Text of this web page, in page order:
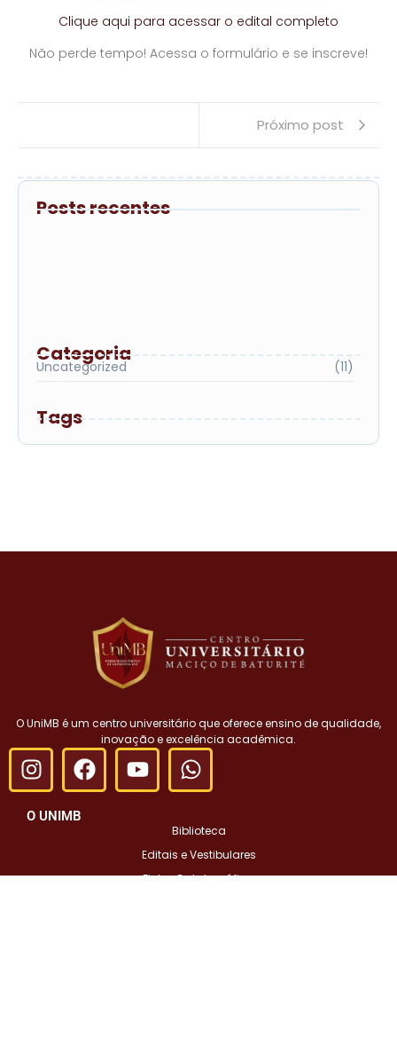
Clique aqui para acessar o edital completo
Não perde tempo! Acessa o formulário e se inscreve!
Próximo post
Posts recentes
Categoria
Uncategorized (11)
Tags
O UniMB é um centro universitário que oferece ensino de qualidade,
inovação e excelência acadêmica.
O UNIMB
Biblioteca
Editais e Vestibulares
Ficha Catalográfica